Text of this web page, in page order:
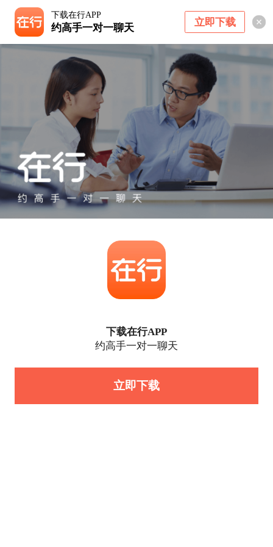
下载在行APP
约高手一对一聊天 立即下载
下载在行APP
约高手一对一聊天
立即下载